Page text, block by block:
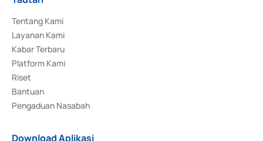
Tentang Kami
Layanan Kami
Kabar Terbaru
Platform Kami
Riset
Bantuan
Pengaduan Nasabah
Download Aplikasi